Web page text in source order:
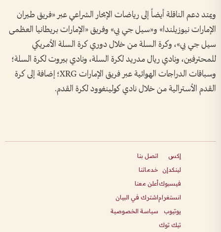
ويمتد دعم الناقلة أيضاً إلى رياضات الإبحار الشراعي عبر «فريق طيران
الإمارات نيوزيلندا» و«سيل جي بي» وفريق «الإمارات بريطانيا العظمى
سيل جي بي»، وكرة السلة من خلال دوري كرة السلة الأمريكي
للمحترفين، ونادي ريال مدريد لكرة السلة، ونادي بيروت لكرة السلة؛
وسباقات الدراجات الهوائية عبر فريق الإمارات XRG؛ إضافة إلى كرة
القدم الأسترالية من خلال نادي كولينغوود لكرة القدم.
إكس
لينكدإن
فيسبوك
انستغرام
يوتيوب
تيك توك
اتصل بنا
خدماتنا
أعلن معنا
اشترك في البيان
سياسة الخصوصية